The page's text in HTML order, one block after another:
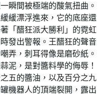
瞬間被極端的酸氣扭曲。
緩漂浮進來，它的底座還
「醋狂派大勝利」的霓虹
發出警報。王醋狂的聲音
弄，刺耳得像是磨砂紙。
泥，是對醬料學的侮辱！
五的醬油，以及百分之九
機器人的頂端裂開，露出